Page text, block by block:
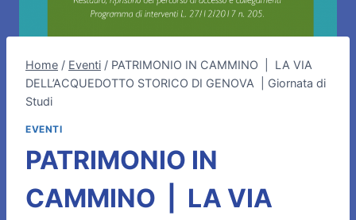
Home / Eventi / PATRIMONIO IN CAMMINO | LA VIA
DELL’ACQUEDOTTO STORICO DI GENOVA | Giornata di
Studi
EVENTI
PATRIMONIO IN
CAMMINO | LA VIA